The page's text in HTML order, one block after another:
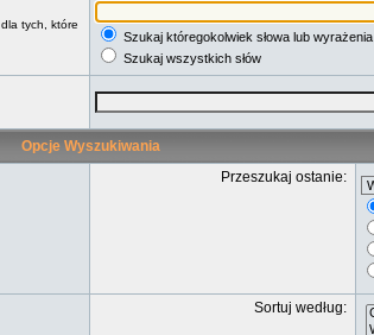
dla tych, które
Szukaj któregokolwiek słowa lub wyrażenia
Szukaj wszystkich słów
Opcje Wyszukiwania
Przeszukaj ostanie:
Sortuj według: